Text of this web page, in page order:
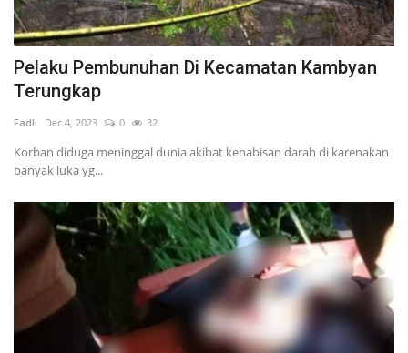
Pelaku Pembunuhan Di Kecamatan Kambyan
Terungkap
Fadli Dec 4, 2023 0 32
Korban diduga meninggal dunia akibat kehabisan darah di karenakan
banyak luka yg...